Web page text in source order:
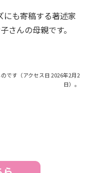
も寄稿する著述家
さんの母親です。
です（アクセス日 2026年2月2
日）。